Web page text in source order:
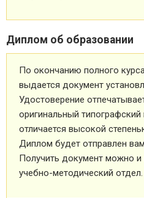
Диплом об образовании
По окончанию полного
выдается документ
Удостоверение
оригинальный
отличается высокой
Диплом будет отправлен
Получить документ можно
учебно-методический отдел.